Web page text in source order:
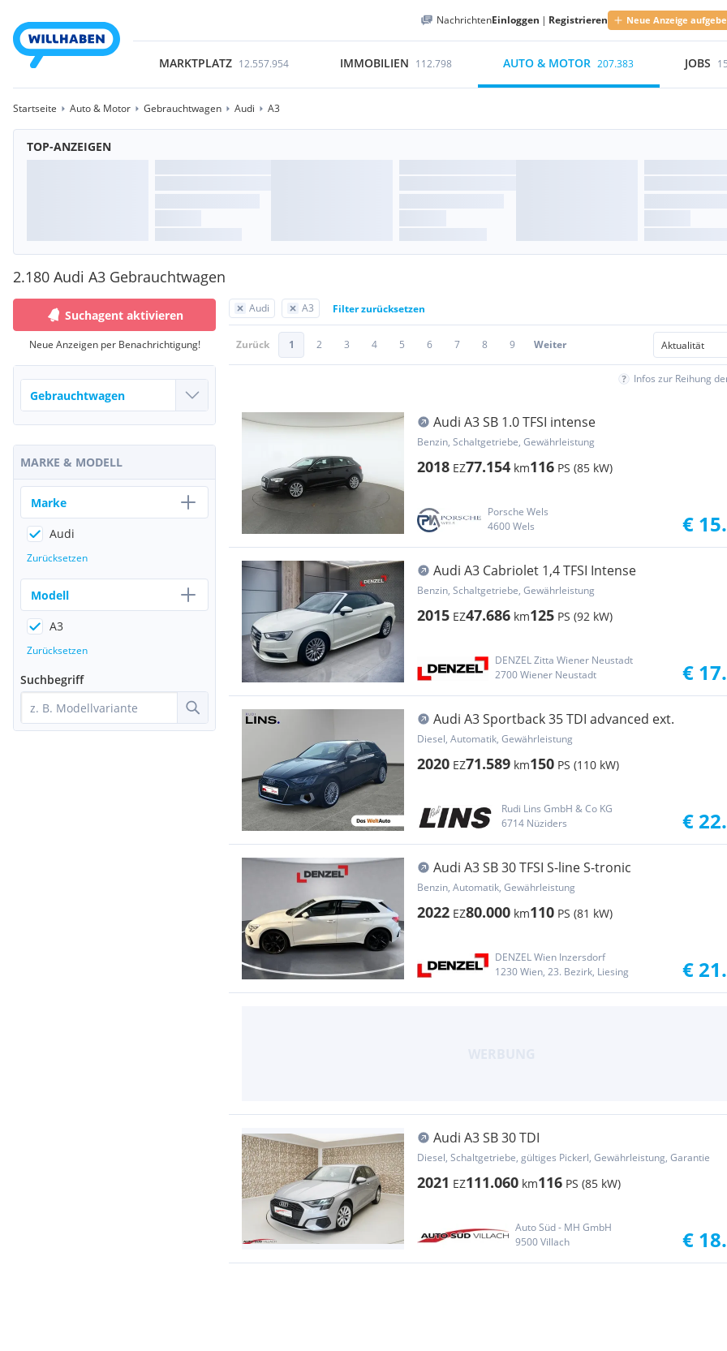
NachrichtenEinloggen | Registrieren Neue Anzeige
MARKTPLATZ 12.557.954 IMMOBILIEN 112.798 AUTO & MOTOR 207.383 JOBS
Startseite Auto & Motor Gebrauchtwagen Audi A3
TOP-ANZEIGEN
2.180 Audi A3 Gebrauchtwagen
Audi A3 Filter zurücksetzen
Zurück 1 2 3 4 5 6 7 8 9 Weiter
Infos zur Reihung
Audi A3 SB 1.0 TFSI intense
Benzin, Schaltgetriebe, Gewährleistung
2018 EZ77.154 km116 PS (85 kW)
Porsche Wels
4600 Wels
€
Audi A3 Cabriolet 1,4 TFSI Intense
Benzin, Schaltgetriebe, Gewährleistung
2015 EZ47.686 km125 PS (92 kW)
DENZEL Zitta Wiener Neustadt
2700 Wiener Neustadt
€
Audi A3 Sportback 35 TDI advanced ext.
Diesel, Automatik, Gewährleistung
2020 EZ71.589 km150 PS (110 kW)
Rudi Lins GmbH & Co KG
6714 Nüziders
€
Audi A3 SB 30 TFSI S-line S-tronic
Benzin, Automatik, Gewährleistung
2022 EZ80.000 km110 PS (81 kW)
DENZEL Wien Inzersdorf
1230 Wien, 23. Bezirk, Liesing
€
Audi A3 SB 30 TDI
Diesel, Schaltgetriebe, gültiges Pickerl, Gewährleistung, Garantie
2021 EZ111.060 km116 PS (85 kW)
Auto Süd - MH GmbH
9500 Villach
€
Suchagent aktivieren
Neue Anzeigen per Benachrichtigung!
MARKE & MODELL
Marke
Audi
Zurücksetzen
Modell
A3
Zurücksetzen
Suchbegriff